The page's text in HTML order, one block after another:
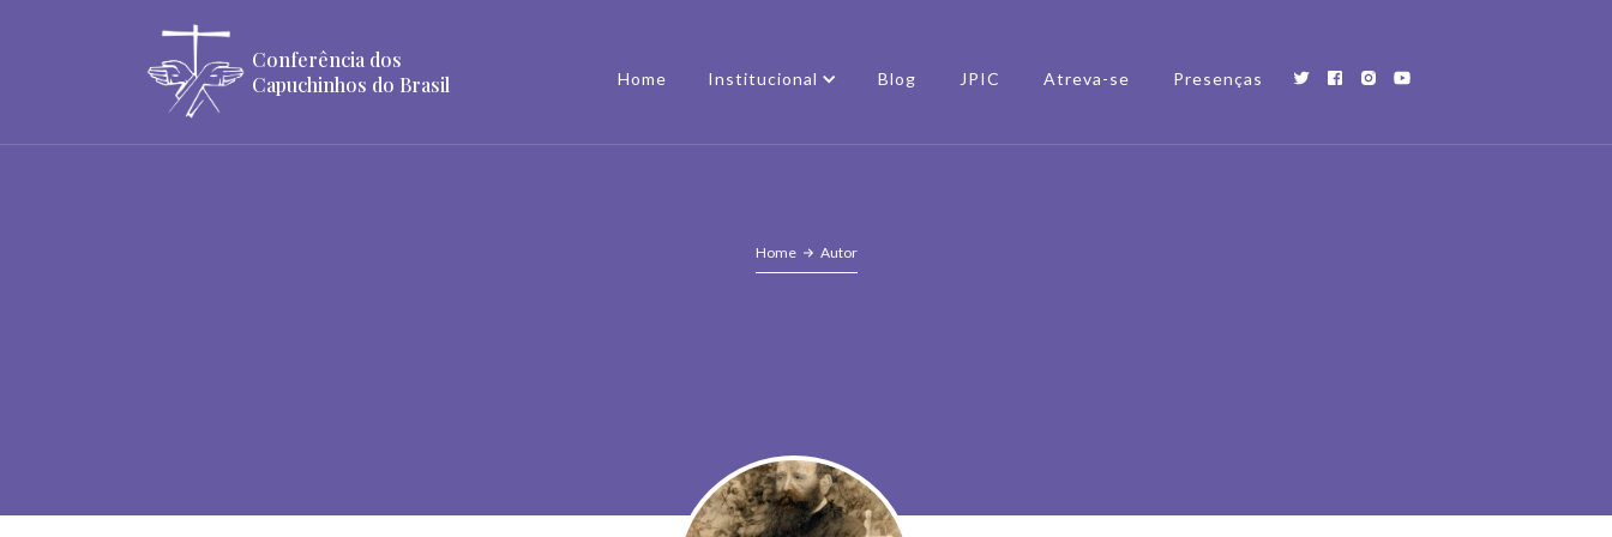
Conferência dos
Capuchinhos do Brasil
Home Institucional Blog JPIC Atreva-se Presenças
Home Autor